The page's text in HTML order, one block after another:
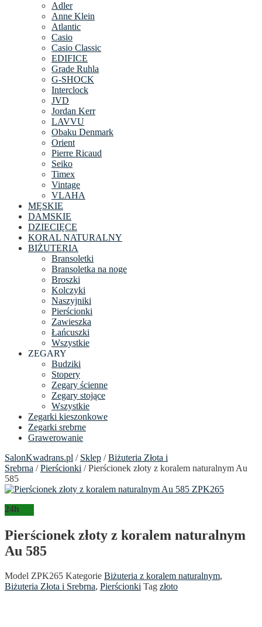
Adler
Anne Klein
Atlantic
Casio
Casio Classic
EDIFICE
Grade Ruhla
G-SHOCK
Interclock
JVD
Jordan Kerr
LAVVU
Obaku Denmark
Orient
Pierre Ricaud
Seiko
Timex
Vintage
VLAHA
MĘSKIE
DAMSKIE
DZIECIĘCE
KORAL NATURALNY
BIŻUTERIA
Bransoletki
Bransoletka na noge
Broszki
Kolczyki
Naszyjniki
Pierścionki
Zawieszka
Łańcuszki
Wszystkie
ZEGARY
Budziki
Stopery
Zegary ścienne
Zegary stojące
Wszystkie
Zegarki kieszonkowe
Zegarki srebrne
Grawerowanie
SalonKwadrans.pl / Sklep /Biżuteria Złota i
Srebrna /Pierścionki / Pierścionek złoty z koralem naturalnym Au
585
24h
Pierścionek złoty z koralem naturalnym
Au 585
Model ZPK265 Kategorie Biżuteria z koralem naturalnym,
Biżuteria Złota i Srebrna, Pierścionki Tag złoto